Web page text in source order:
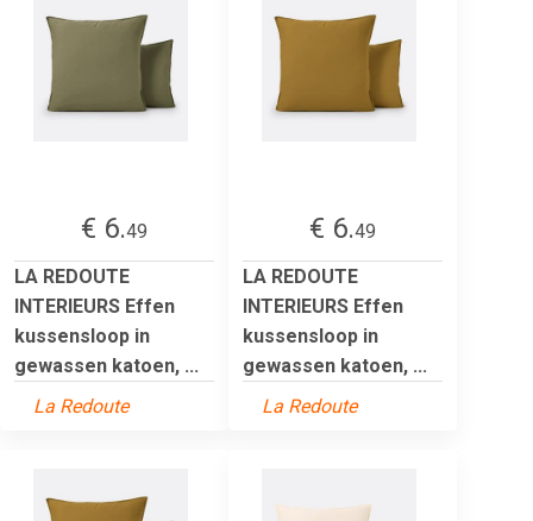
€ 6.49
LA REDOUTE
INTERIEURS Effen
kussensloop in
gewassen katoen, ...
La Redoute
€ 6.49
LA REDOUTE
INTERIEURS Effen
kussensloop in
gewassen katoen, ...
La Redoute